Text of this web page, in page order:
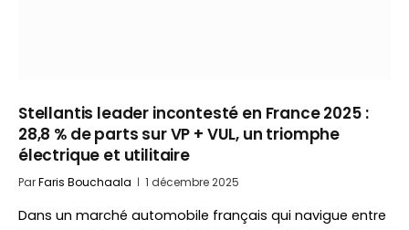
Stellantis leader incontesté en France 2025 :
28,8 % de parts sur VP + VUL, un triomphe
électrique et utilitaire
ParFaris Bouchaala 1 décembre 2025
Dans un marché automobile français qui navigue entre